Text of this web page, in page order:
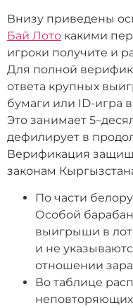
Внизу приведены
Бай Лото какими
игроки получите и
Для полной
ответа крупных
бумаги или ID-игра
Это занимает
дефилирует в
Верификация
законам
По части
Особой
выигрыши в
и не
отношении
Во таблице